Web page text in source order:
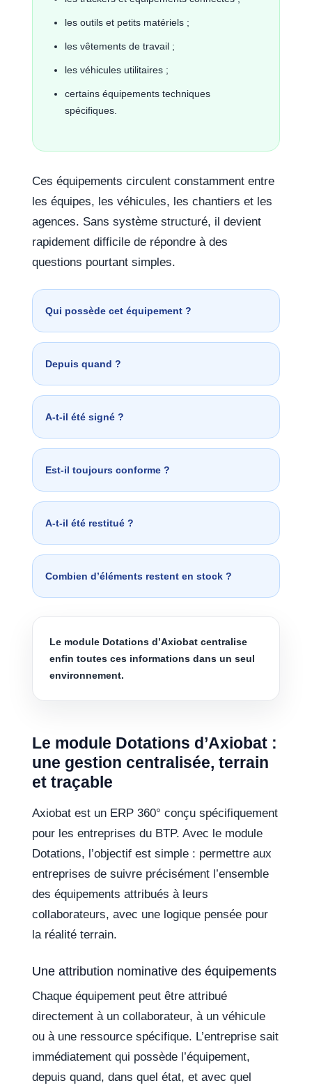
les outils et petits matériels ;
les vêtements de travail ;
les véhicules utilitaires ;
certains équipements techniques
spécifiques.
Ces équipements circulent constamment entre
les équipes, les véhicules, les chantiers et les
agences. Sans système structuré, il devient
rapidement difficile de répondre à des
questions pourtant simples.
Qui possède cet équipement ?
Depuis quand ?
A-t-il été signé ?
Est-il toujours conforme ?
A-t-il été restitué ?
Combien d’éléments restent en stock ?
Le module Dotations d’Axiobat centralise
enfin toutes ces informations dans un seul
environnement.
Le module Dotations d’Axiobat :
une gestion centralisée, terrain
et traçable
Axiobat est un ERP 360° conçu spécifiquement
pour les entreprises du BTP. Avec le module
Dotations, l’objectif est simple : permettre aux
entreprises de suivre précisément l’ensemble
des équipements attribués à leurs
collaborateurs, avec une logique pensée pour
la réalité terrain.
Une attribution nominative des équipements
Chaque équipement peut être attribué
directement à un collaborateur, à un véhicule
ou à une ressource spécifique. L’entreprise sait
immédiatement qui possède l’équipement,
depuis quand, dans quel état, et avec quel